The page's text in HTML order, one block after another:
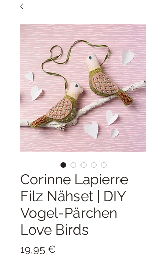
Corinne Lapierre
Filz Nähset | DIY
Vogel-Pärchen
Love Birds
19,95 €